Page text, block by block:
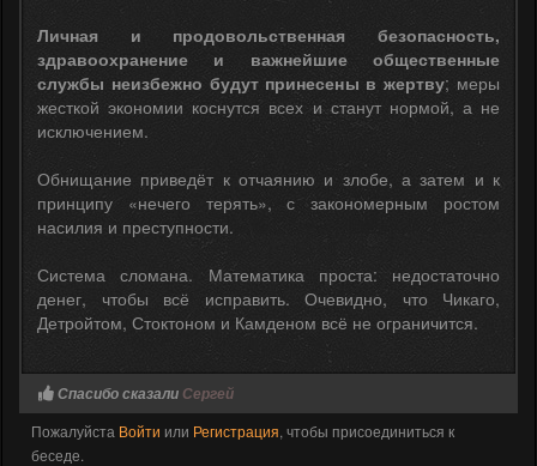
Личная и продовольственная безопасность,
здравоохранение и важнейшие общественные
службы неизбежно будут принесены в жертву; меры
жесткой экономии коснутся всех и станут нормой, а не
исключением.
Обнищание приведёт к отчаянию и злобе, а затем и к
принципу «нечего терять», с закономерным ростом
насилия и преступности.
Система сломана. Математика проста: недостаточно
денег, чтобы всё исправить. Очевидно, что Чикаго,
Детройтом, Стоктоном и Камденом всё не ограничится.
Спасибо сказали Сергей
Пожалуйста Войти или Регистрация, чтобы присоединиться к
беседе.